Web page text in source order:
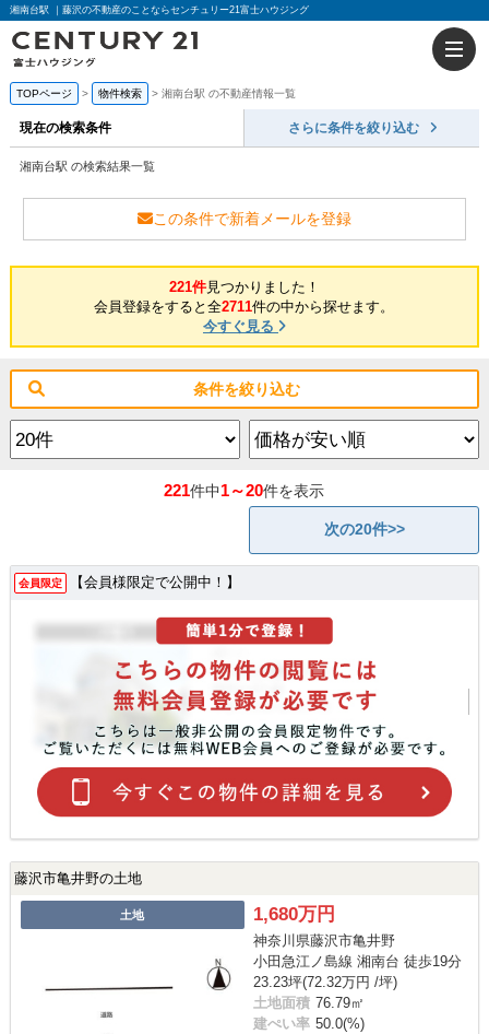
湘南台駅 ｜藤沢の不動産のことならセンチュリー21富士ハウジング
TOPページ 物件検索 湘南台駅 の不動産情報一覧
現在の検索条件 さらに条件を絞り込む
湘南台駅 の検索結果一覧
この条件で新着メールを登録
221件見つかりました！
会員登録をすると全2711件の中から探せます。
今すぐ見る
条件を絞り込む
221件中1～20件を表示
次の20件>>
会員限定 【会員様限定で公開中！】
藤沢市亀井野の土地
土地 1,680万円
神奈川県藤沢市亀井野
小田急江ノ島線 湘南台 徒歩19分
23.23坪(72.32万円 /坪)
土地面積 76.79㎡
建ぺい率 50.0(%)